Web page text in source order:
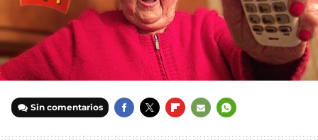
Sin comentarios